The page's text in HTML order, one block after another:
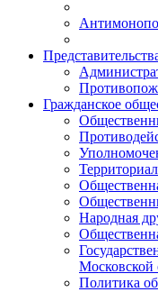
Гражданское
Народная
Московской
Политика